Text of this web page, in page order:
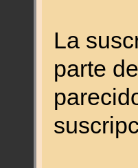
La
parte